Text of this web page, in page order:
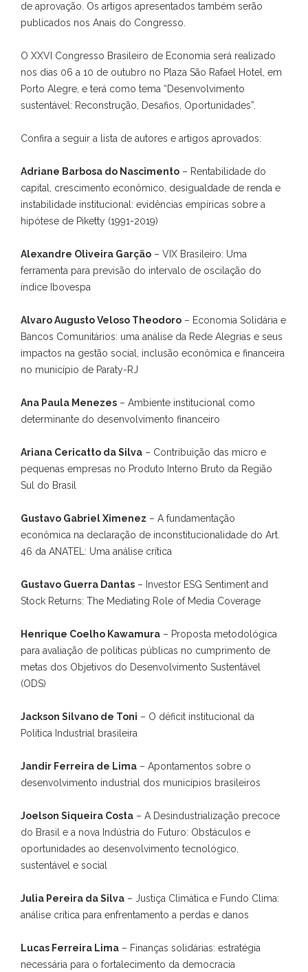
de aprovação. Os artigos apresentados também serão
publicados nos Anais do Congresso.
O XXVI Congresso Brasileiro de Economia será realizado
nos dias 06 a 10 de outubro no Plaza São Rafael Hotel, em
Porto Alegre, e terá como tema “Desenvolvimento
sustentável: Reconstrução, Desafios, Oportunidades”.
Confira a seguir a lista de autores e artigos aprovados:
Adriane Barbosa do Nascimento – Rentabilidade do
capital, crescimento econômico, desigualdade de renda e
instabilidade institucional: evidências empíricas sobre a
hipótese de Piketty (1991-2019)
Alexandre Oliveira Garção – VIX Brasileiro: Uma
ferramenta para previsão do intervalo de oscilação do
índice Ibovespa
Alvaro Augusto Veloso Theodoro – Economia Solidária e
Bancos Comunitários: uma análise da Rede Alegrias e seus
impactos na gestão social, inclusão econômica e financeira
no município de Paraty-RJ
Ana Paula Menezes – Ambiente institucional como
determinante do desenvolvimento financeiro
Ariana Cericatto da Silva – Contribuição das micro e
pequenas empresas no Produto Interno Bruto da Região
Sul do Brasil
Gustavo Gabriel Ximenez – A fundamentação
econômica na declaração de inconstitucionalidade do Art.
46 da ANATEL: Uma análise crítica
Gustavo Guerra Dantas – Investor ESG Sentiment and
Stock Returns: The Mediating Role of Media Coverage
Henrique Coelho Kawamura – Proposta metodológica
para avaliação de políticas públicas no cumprimento de
metas dos Objetivos do Desenvolvimento Sustentável
(ODS)
Jackson Silvano de Toni – O déficit institucional da
Política Industrial brasileira
Jandir Ferreira de Lima – Apontamentos sobre o
desenvolvimento industrial dos municípios brasileiros
Joelson Siqueira Costa – A Desindustrialização precoce
do Brasil e a nova Indústria do Futuro: Obstáculos e
oportunidades ao desenvolvimento tecnológico,
sustentável e social
Julia Pereira da Silva – Justiça Climática e Fundo Clima:
análise crítica para enfrentamento a perdas e danos
Lucas Ferreira Lima – Finanças solidárias: estratégia
necessária para o fortalecimento da democracia